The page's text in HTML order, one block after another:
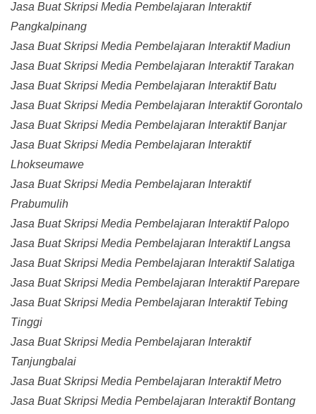
Jasa Buat Skripsi Media Pembelajaran Interaktif
Pangkalpinang
Jasa Buat Skripsi Media Pembelajaran Interaktif Madiun
Jasa Buat Skripsi Media Pembelajaran Interaktif Tarakan
Jasa Buat Skripsi Media Pembelajaran Interaktif Batu
Jasa Buat Skripsi Media Pembelajaran Interaktif Gorontalo
Jasa Buat Skripsi Media Pembelajaran Interaktif Banjar
Jasa Buat Skripsi Media Pembelajaran Interaktif
Lhokseumawe
Jasa Buat Skripsi Media Pembelajaran Interaktif
Prabumulih
Jasa Buat Skripsi Media Pembelajaran Interaktif Palopo
Jasa Buat Skripsi Media Pembelajaran Interaktif Langsa
Jasa Buat Skripsi Media Pembelajaran Interaktif Salatiga
Jasa Buat Skripsi Media Pembelajaran Interaktif Parepare
Jasa Buat Skripsi Media Pembelajaran Interaktif Tebing
Tinggi
Jasa Buat Skripsi Media Pembelajaran Interaktif
Tanjungbalai
Jasa Buat Skripsi Media Pembelajaran Interaktif Metro
Jasa Buat Skripsi Media Pembelajaran Interaktif Bontang